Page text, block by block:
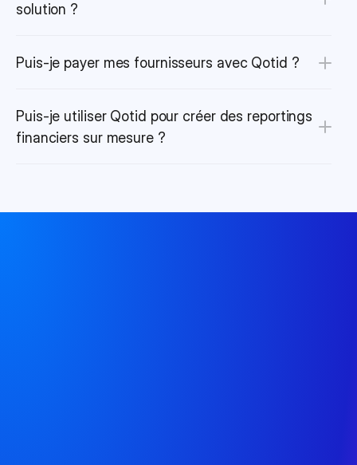
solution ?
Puis-je payer mes fournisseurs avec Qotid ?
Puis-je utiliser Qotid pour créer des reportings
financiers sur mesure ?